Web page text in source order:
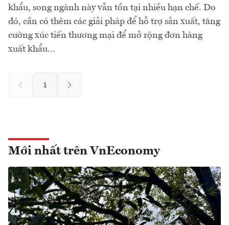
khẩu, song ngành này vẫn tồn tại nhiều hạn chế. Do
đó, cần có thêm các giải pháp để hỗ trợ sản xuất, tăng
cường xúc tiến thương mại để mở rộng đơn hàng
xuất khẩu...
1
Mới nhất trên VnEconomy